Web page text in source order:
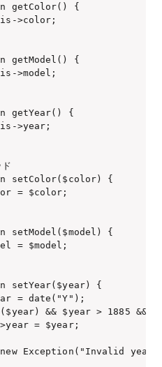
getColor() {
>color;
getModel() {
>model;
getYear() {
>year;
setColor($color) {
= $color;
setModel($model) {
= $model;
setYear($year) {
= date("Y");
&& $year > 1885 &&
= $year;
Exception("Invalid year